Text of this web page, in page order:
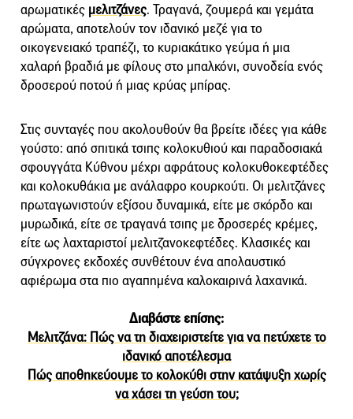
αρωματικές μελιτζάνες. Τραγανά, ζουμερά και γεμάτα
αρώματα, αποτελούν τον ιδανικό μεζέ για το
οικογενειακό τραπέζι, το κυριακάτικο γεύμα ή μια
χαλαρή βραδιά με φίλους στο μπαλκόνι, συνοδεία ενός
δροσερού ποτού ή μιας κρύας μπίρας.
Στις συνταγές που ακολουθούν θα βρείτε ιδέες για κάθε
γούστο: από σπιτικά τσιπς κολοκυθιού και παραδοσιακά
σφουγγάτα Κύθνου μέχρι αφράτους κολοκυθοκεφτέδες
και κολοκυθάκια με ανάλαφρο κουρκούτι. Οι μελιτζάνες
πρωταγωνιστούν εξίσου δυναμικά, είτε με σκόρδο και
μυρωδικά, είτε σε τραγανά τσιπς με δροσερές κρέμες,
είτε ως λαχταριστοί μελιτζανοκεφτέδες. Κλασικές και
σύγχρονες εκδοχές συνθέτουν ένα απολαυστικό
αφιέρωμα στα πιο αγαπημένα καλοκαιρινά λαχανικά.
Διαβάστε επίσης:
Μελιτζάνα: Πώς να τη διαχειριστείτε για να πετύχετε το
ιδανικό αποτέλεσμα
Πώς αποθηκεύουμε το κολοκύθι στην κατάψυξη χωρίς
να χάσει τη γεύση του;